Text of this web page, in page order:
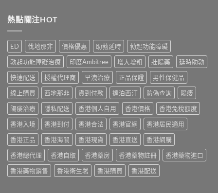
得
購
買
建
議〉
中
延
霧
選
購
指
南
與
正
貨
渠
道〉
中
2026
港
5
款
熱
門
男
士
保
健
品
真
實
比
較
與
選
購
士
副
用
有
哪
些？
Cialis
常
見
副
作
用
完
整
說
明
與
安
全
熱點關注HOT
ED 伐地那非 價格優惠 助勃延時
勃起功能障礙
勃起功能障礙治療
印度Ambitree 增大增粗 壯陽藥
延時助勃
快速配送
授權代理商 早洩治療 正品保證
男性保健品
線上購買
西地那非 貨到付款 達泊西汀 防偽查詢
陽痿
陽痿治療
隱私配送 香港個人自用 香港價格
香港免稅額度
香港入境
香港到付 香港合法 香港官網
香港居民適用
香港正品
香港海關 香港現貨 香港直送
香港網購
香港總代理
香港自取 香港藥房 香港藥物註冊
香港藥物進口
香港藥物銷售
香港衛生署 香港購買 香港配送